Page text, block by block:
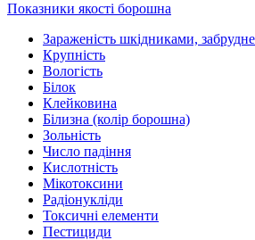
Показники якості борошна
Зараженість шкідниками,
Крупність
Вологість
Білок
Клейковина
Білизна (колір борошна)
Зольність
Число падіння
Кислотність
Мікотоксини
Радіонукліди
Токсичні елементи
Пестициди